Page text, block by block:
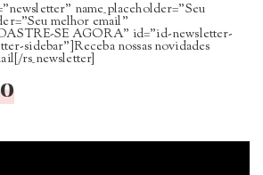
name_placeholder=”Seu
melhor email”
SE AGORA” id=”id-newsletter-
sidebar”]Receba nossas novidades
rs_newsletter]